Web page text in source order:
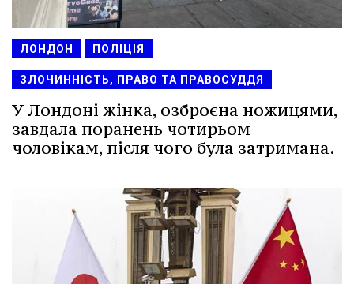
ЛОНДОН ПОЛІЦІЯ
ЗЛОЧИННІСТЬ, ПРАВО ТА ПРАВОСУДДЯ
У Лондоні жінка, озброєна ножицями,
завдала поранень чотирьом
чоловікам, після чого була затримана.